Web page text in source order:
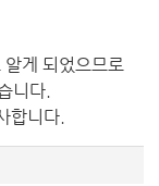
게 되었으므로
니다.
합니다.